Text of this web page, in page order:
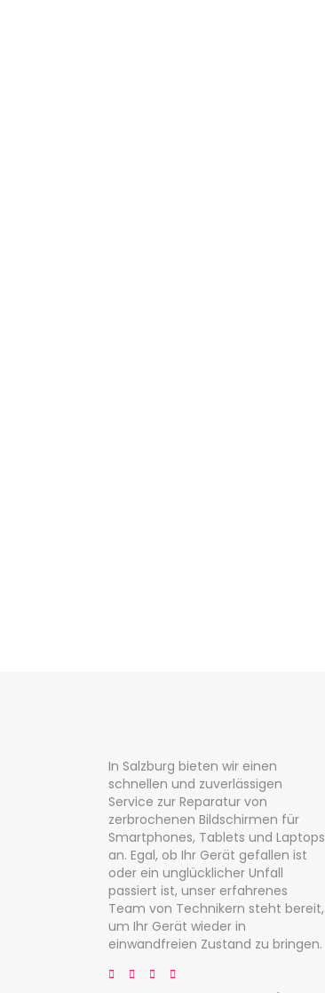
In Salzburg bieten wir einen
schnellen und zuverlässigen
Service zur Reparatur von
zerbrochenen Bildschirmen für
Smartphones, Tablets und Laptops
an. Egal, ob Ihr Gerät gefallen ist
oder ein unglücklicher Unfall
passiert ist, unser erfahrenes
Team von Technikern steht bereit,
um Ihr Gerät wieder in
einwandfreien Zustand zu bringen.